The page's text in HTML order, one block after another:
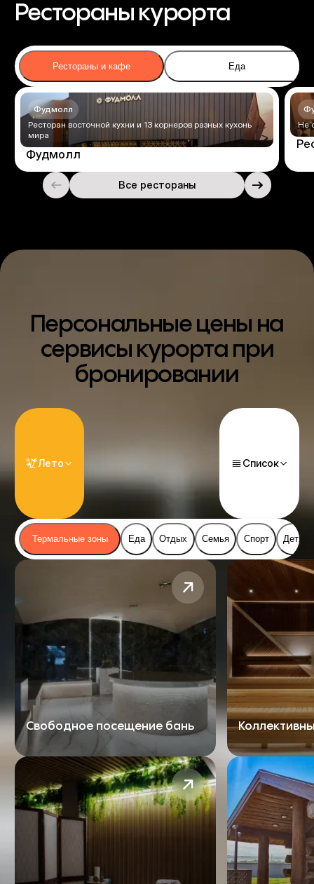
Рестораны курорта
Рестораны и кафе Еда
Фудмолл
Ресторан восточной кухни и 13 корнеров разных кухонь
мира
Фудмолл
Не
Все рестораны
Персональные цены на
сервисы курорта при
бронировании
Лето Список
Термальные зоны Еда Отдых Семья Спорт Детям
Свободное посещение бань